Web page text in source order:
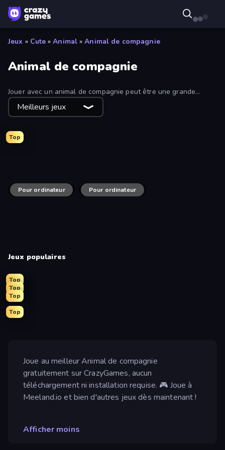
Jeux » Cute » Animal » Animal de compagnie
Animal de compagnie
Jouer avec un animal de compagnie peut être une grande
responsabilité, c'est pourquoi ton meilleur atout est un animal
de compagnie numérique. Explore des jeux gratuits dans
fourrure.
Meilleurs jeux
Top
Yokai Party Biomons Island 3D
Pour ordinateur
Pet Trainer Duel Pour ordinateur
Castaway
Jeux populaires
Top
Top
Top
Top
Joue au meilleur Animal de compagnie
gratuitement sur CrazyGames, aucun
téléchargement ni installation requise. 🎮 Joue à
Meeland.io et bien d'autres jeux dès maintenant !
Afficher moins